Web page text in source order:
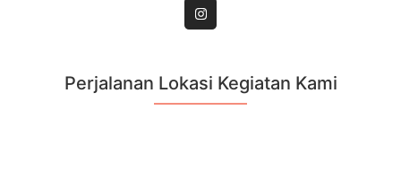
Perjalanan Lokasi Kegiatan Kami